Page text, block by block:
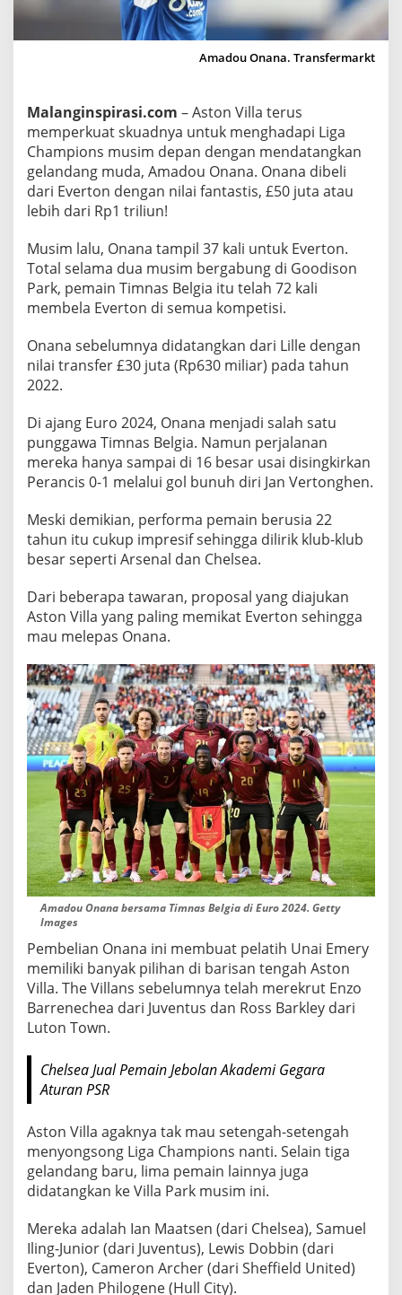
i
l
L
e
b
i
h
A
t
o
V
i
a
B
e
A
m
d
o
n
a
n
a
d
a
r
i
E
v
e
r
o
n
Amadou Onana. Transfermarkt
Malanginspirasi.com – Aston Villa terus
memperkuat skuadnya untuk menghadapi Liga
Champions musim depan dengan mendatangkan
gelandang muda, Amadou Onana. Onana dibeli
dari Everton dengan nilai fantastis, £50 juta atau
lebih dari Rp1 triliun!
Musim lalu, Onana tampil 37 kali untuk Everton.
Total selama dua musim bergabung di Goodison
Park, pemain Timnas Belgia itu telah 72 kali
membela Everton di semua kompetisi.
Onana sebelumnya didatangkan dari Lille dengan
nilai transfer £30 juta (Rp630 miliar) pada tahun
2022.
Di ajang Euro 2024, Onana menjadi salah satu
punggawa Timnas Belgia. Namun perjalanan
mereka hanya sampai di 16 besar usai disingkirkan
Perancis 0-1 melalui gol bunuh diri Jan Vertonghen.
Meski demikian, performa pemain berusia 22
tahun itu cukup impresif sehingga dilirik klub-klub
besar seperti Arsenal dan Chelsea.
Dari beberapa tawaran, proposal yang diajukan
Aston Villa yang paling memikat Everton sehingga
mau melepas Onana.
Amadou Onana bersama Timnas Belgia di Euro 2024. Getty
Images
Pembelian Onana ini membuat pelatih Unai Emery
memiliki banyak pilihan di barisan tengah Aston
Villa. The Villans sebelumnya telah merekrut Enzo
Barrenechea dari Juventus dan Ross Barkley dari
Luton Town.
Chelsea Jual Pemain Jebolan Akademi Gegara
Aturan PSR
Aston Villa agaknya tak mau setengah-setengah
menyongsong Liga Champions nanti. Selain tiga
gelandang baru, lima pemain lainnya juga
didatangkan ke Villa Park musim ini.
Mereka adalah Ian Maatsen (dari Chelsea), Samuel
Iling-Junior (dari Juventus), Lewis Dobbin (dari
Everton), Cameron Archer (dari Sheffield United)
dan Jaden Philogene (Hull City).